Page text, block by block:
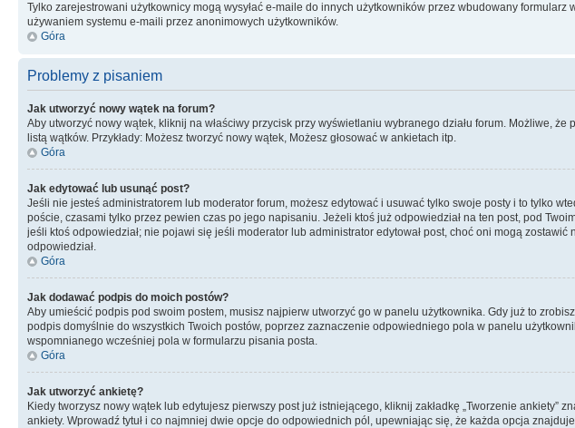
Tylko zarejestrowani użytkownicy mogą wysyłać e-maile do innych użytkowników przez wbudowany
używaniem systemu e-maili przez anonimowych użytkowników.
Góra
Problemy z pisaniem
Jak utworzyć nowy wątek na forum?
Aby utworzyć nowy wątek, kliknij na właściwy przycisk przy wyświetlaniu wybranego działu forum. Możliwe,
listą wątków. Przykłady: Możesz tworzyć nowy wątek, Możesz głosować w ankietach itp.
Góra
Jak edytować lub usunąć post?
Jeśli nie jesteś administratorem lub moderator forum, możesz edytować i usuwać tylko swoje posty i to tylko
poście, czasami tylko przez pewien czas po jego napisaniu. Jeżeli ktoś już odpowiedział na ten post, pod
jeśli ktoś odpowiedział; nie pojawi się jeśli moderator lub administrator edytował post, choć oni mogą
odpowiedział.
Góra
Jak dodawać podpis do moich postów?
Aby umieścić podpis pod swoim postem, musisz najpierw utworzyć go w panelu użytkownika. Gdy już to
podpis domyślnie do wszystkich Twoich postów, poprzez zaznaczenie odpowiedniego pola w panelu
wspomnianego wcześniej pola w formularzu pisania posta.
Góra
Jak utworzyć ankietę?
Kiedy tworzysz nowy wątek lub edytujesz pierwszy post już istniejącego, kliknij zakładkę „Tworzenie
ankiety. Wprowadź tytuł i co najmniej dwie opcje do odpowiednich pól, upewniając się, że każda opcja